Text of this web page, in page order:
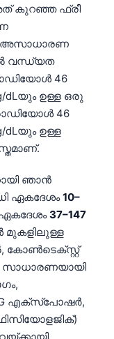
കുറഞ്ഞ ഫ്രീ
അസാധാരണ
വന്ധ്യത
46
dLയും ഉള്ള ഒരു
46
dLയും ഉള്ള
ഞാൻ
ഏകദേശം10–
37–147
മുകളിലുള്ള
കോൺടെക്സ്റ്റ്
സാധാരണയായി
എക്സ്പോഷർ,